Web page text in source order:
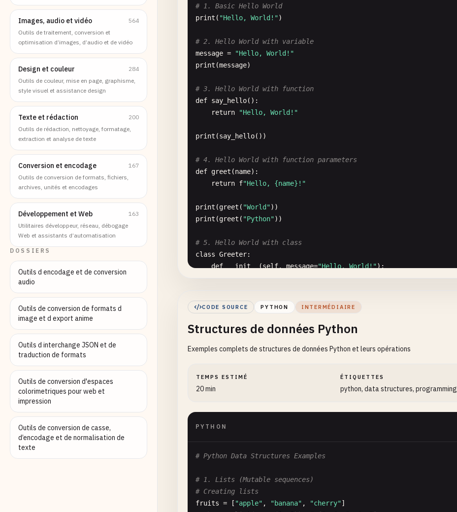
Images, audio et vidéo
564
Outils de traitement, conversion et
optimisation d’images, d’audio et de vidéo
Design et couleur
284
Outils de couleur, mise en page, graphisme,
style visuel et assistance design
Texte et rédaction
200
Outils de rédaction, nettoyage, formatage,
extraction et analyse de texte
Conversion et encodage
167
Outils de conversion de formats, fichiers,
archives, unités et encodages
Développement et Web
163
Utilitaires développeur, réseau, débogage
Web et assistants d’automatisation
DOSSIERS
Outils d encodage et de conversion
audio
Outils de conversion de formats d
image et d export anime
Outils d interchange JSON et de
traduction de formats
Outils de conversion d'espaces
colorimetriques pour web et
impression
Outils de conversion de casse,
d’encodage et de normalisation de
texte
# 1. Basic Hello World
print ( "Hello, World!")
# 2. Hello World with variable
message =
"Hello, World!"
print (message)
# 3. Hello World with function
def say_hello():
return
"Hello, World!"
print (say_hello())
# 4. Hello World with function parameters
def greet (name):
return f"Hello, {name}!"
print (greet ( "World"
print (greet ( "Python"))
# 5. Hello World with class
class Greeter:
def
__init__ (self, message="Hello, World!"):
def greet(self
return
self.message
print( greeter.greet())
# 6. Hello World with user input
name
print(f"Hello, World! {i + 1}")
hellos
= [ "Hello", "Bonjour",
for greeting in
print
( f"{greeting}, World!")
CODE SOURCE PYTHON INTERMÉDIAIRE
Structures de données Python
Exemples complets de structures de données Python et leurs opérations
TEMPS ESTIMÉ
20 min
ÉTIQUETTES
python, data structures, programming
PYTHON
# Python Data Structures Examples
# 1. Lists (Mutable sequences)
# Creating lists
fruits = [ "apple" , "banana" , "cherry"